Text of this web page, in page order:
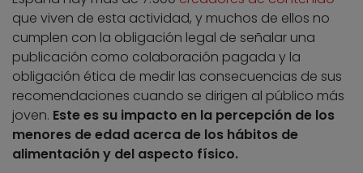
que viven de esta actividad, y muchos de ellos no
cumplen con la obligación legal de señalar una
publicación como colaboración pagada y la
obligación ética de medir las consecuencias de sus
recomendaciones cuando se dirigen al público más
joven. Este es su impacto en la percepción de los
menores de edad acerca de los hábitos de
alimentación y del aspecto físico.